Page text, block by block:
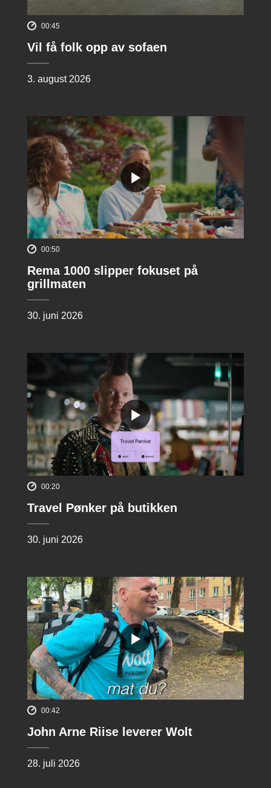
00:45
Vil få folk opp av sofaen
3. august 2026
00:50
Rema 1000 slipper fokuset på
grillmaten
30. juni 2026
00:20
Travel Pønker på butikken
30. juni 2026
00:42
John Arne Riise leverer Wolt
28. juli 2026